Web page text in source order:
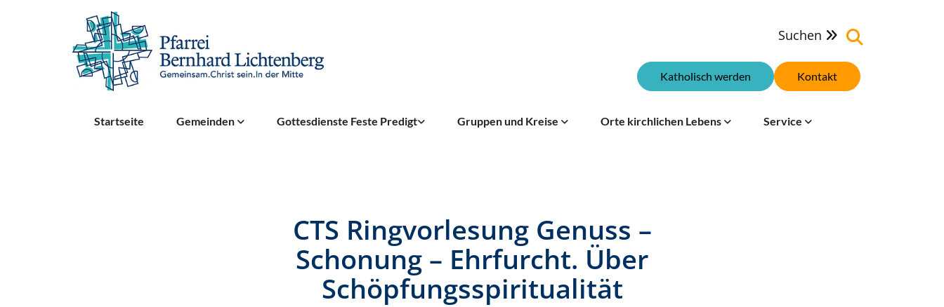
Suchen 
Kontakt
Katholisch werden
Startseite Gemeinden Gottesdienste Feste Predigt Gruppen und Kreise Orte kirchlichen Lebens Service
CTS Ringvorlesung Genuss –
Schonung – Ehrfurcht. Über
Schöpfungsspiritualität